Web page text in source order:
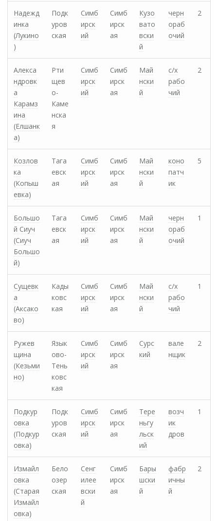
Надежд
инка
(Лукино
)
Подк
уров
ская
Симб
ирск
ий
Симб
ирск
ая
Кузо
вато
вски
й
черн
ораб
очий
2
Алекса
ндровк
а
Карамз
ина
(Елшанк
а)
Рти
щев
о-
Каме
нска
я
Симб
ирск
ий
Симб
ирск
ая
Май
нски
й
с/х
рабо
чий
2
Козлов
ка
(Копыш
евка)
Тага
евск
ая
Симб
ирск
ий
Симб
ирск
ая
Май
нски
й
коно
патч
ик
5
Большо
й Сиуч
(Сиуч
Большо
й)
Тага
евск
ая
Симб
ирск
ий
Симб
ирск
ая
Май
нски
й
черн
ораб
очий
1
Сущевк
а
(Аксако
во)
Кады
ковс
кая
Симб
ирск
ий
Симб
ирск
ая
Май
нски
й
с/х
рабо
чий
1
Ружев
щина
(Кезьми
но)
Язык
ово-
Тень
ковс
кая
Симб
ирск
ий
Симб
ирск
ая
Сурс
кий
вале
нщик
2
Подкур
овка
(Подкур
овка)
Подк
уров
ская
Симб
ирск
ий
Симб
ирск
ая
Тере
ньгу
льск
ий
возч
ик
дров
1
Измайл
овка
(Старая
Измайл
овка)
Бело
озер
ская
Сенг
илее
вски
й
Симб
ирск
ая
Бары
шски
й
фабр
ичны
й
2